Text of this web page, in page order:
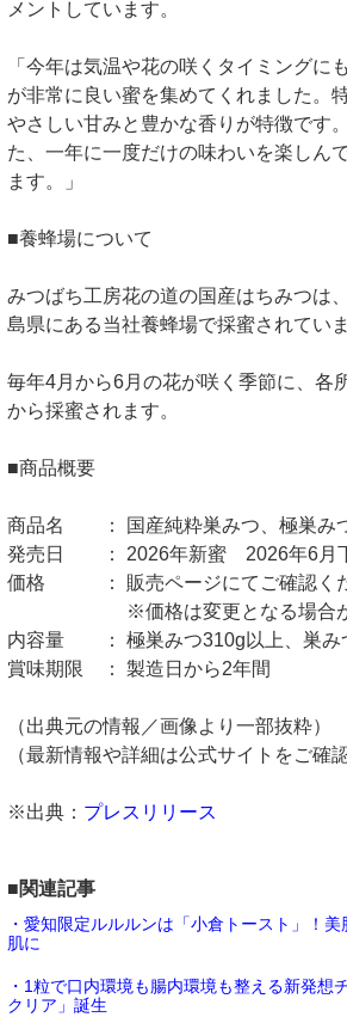
メントしています。
「今年は気温や花の咲くタイミングに
が非常に良い蜜を集めてくれました。
やさしい甘みと豊かな香りが特徴です
た、一年に一度だけの味わいを楽しん
ます。」
■養蜂場について
みつばち工房花の道の国産はちみつは
島県にある当社養蜂場で採蜜されていま
毎年4月から6月の花が咲く季節に、各
から採蜜されます。
■商品概要
商品名 ： 国産純粋巣みつ、極巣み
発売日 ： 2026年新蜜 2026年6月
価格 ： 販売ページにてご確認くだ
※価格は変更となる場合があ
内容量 ： 極巣みつ310g以上、巣み
賞味期限 ： 製造日から2年間
（出典元の情報／画像より一部抜粋）
（最新情報や詳細は公式サイトをご確
※出典： プレスリリース
■関連記事
・愛知限定ルルルンは「小倉トースト」！
肌に
・1粒で口内環境も腸内環境も整える新発想
クリア」誕生